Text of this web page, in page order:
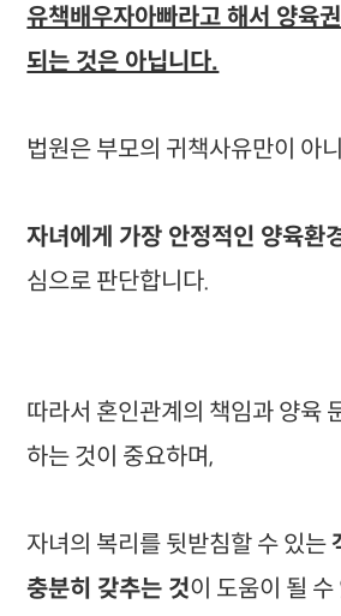
유책배우자아빠라고 해서 양육
되는 것은 아닙니다.
법원은 부모의 귀책사유만이 아
자녀에게 가장 안정적인 양육환
심으로 판단합니다.
따라서 혼인관계의 책임과 양육
하는 것이 중요하며,
자녀의 복리를 뒷받침할 수 있는
충분히 갖추는 것이 도움이 될 수